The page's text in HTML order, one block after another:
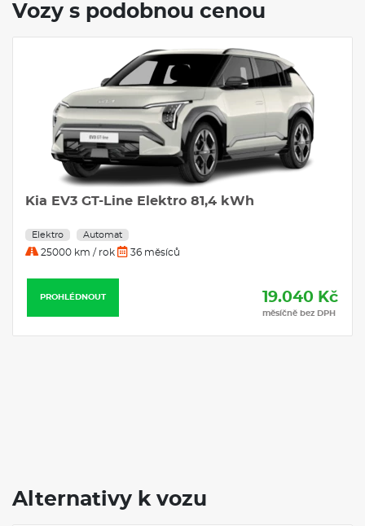
Vozy s podobnou cenou
Kia EV3 GT-Line Elektro 81,4 kWh
Elektro Automat
25000 km / rok 36 měsíců
PROHLÉDNOUT 19.040 Kč
měsíčně bez DPH
Alternativy k vozu